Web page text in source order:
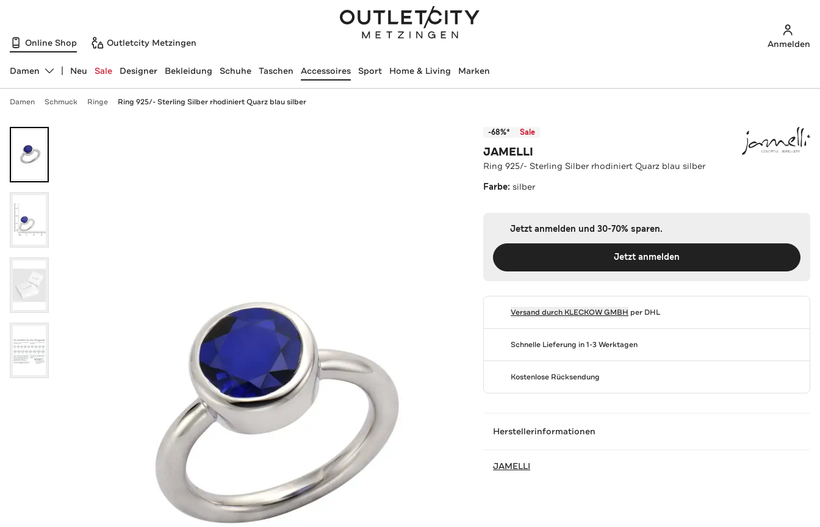
Online Shop Outletcity Metzingen Anmelden
Abteilung ändern, ausgewählt:
Damen Neu Sale Designer Bekleidung Schuhe Taschen Accessoires Sport Home & Living Marken
Damen Schmuck Ringe Ring 925/- Sterling Silber rhodiniert Quarz blau silber
-68%* Sale
JAMELLI
Ring 925/- Sterling Silber rhodiniert Quarz blau silber
Farbe: silber
Jetzt anmelden und 30-70% sparen.
Jetzt anmelden
Versand durch KLECKOW GMBH per DHL
Schnelle Lieferung in 1-3 Werktagen
Kostenlose Rücksendung
Herstellerinformationen
JAMELLI